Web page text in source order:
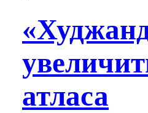
атласа